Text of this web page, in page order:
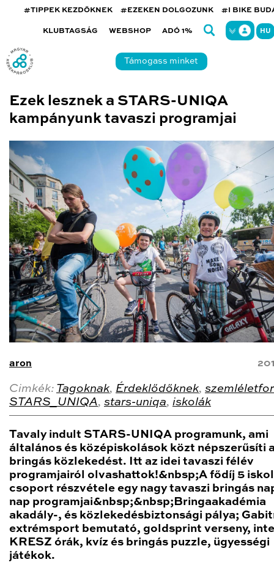
#TIPPEK KEZDŐKNEK #EZEKEN DOLGOZUNK #I BIKE
KLUBTAGSÁG WEBSHOP ADÓ 1% HU
Támogass minket
Ezek lesznek a STARS-UNIQA
kampányunk tavaszi programjai
aron
Cimkék: Tagoknak, Érdeklődőknek,
STARS_UNIQA, stars-uniqa, iskolák
Tavaly indult STARS-UNIQA programunk, ami
általános és középiskolások közt népszerűsíti
bringás közlekedést. Itt az idei tavaszi félév
programjairól olvashattok!&nbsp;A fődíj 5
csoport részvétele egy nagy tavaszi bringás
nap programjai&nbsp;&nbsp;Bringaakadémia
akadály-, és közlekedésbiztonsági pálya;
extrémsport bemutató, goldsprint verseny,
KRESZ órák, kvíz és bringás puzzle, ügyességi
játékok.